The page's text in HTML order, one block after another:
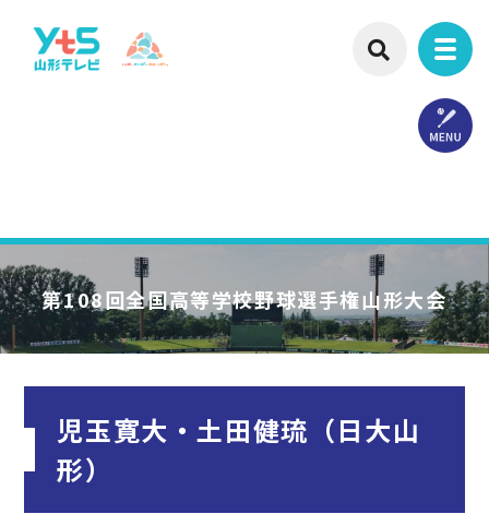
第108回全国高等学校野球選手権山形大会
児玉寛大・土田健琉（日大山
形）